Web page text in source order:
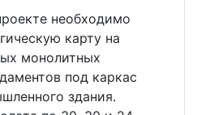
необходимо
карту на
монолитных
под каркас
здания.